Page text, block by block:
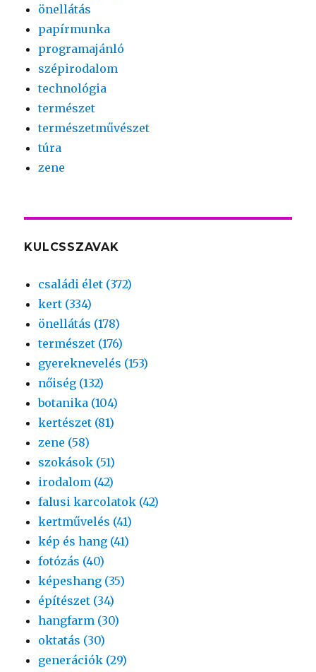
önellátás
papírmunka
programajánló
szépirodalom
technológia
természet
természetművészet
túra
zene
KULCSSZAVAK
családi élet (372)
kert (334)
önellátás (178)
természet (176)
gyereknevelés (153)
nőiség (132)
botanika (104)
kertészet (81)
zene (58)
szokások (51)
irodalom (42)
falusi karcolatok (42)
kertművelés (41)
kép és hang (41)
fotózás (40)
képeshang (35)
építészet (34)
hangfarm (30)
oktatás (30)
generációk (29)